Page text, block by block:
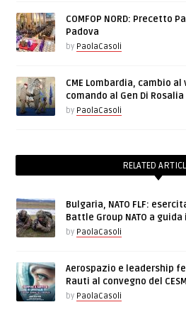
COMFOP NORD: Precetto
Padova
by PaolaCasoli
CME Lombardia, cambio
comando al Gen Di Rosalia
by PaolaCasoli
RELATED
Bulgaria, NATO FLF:
Battle Group NATO a
by PaolaCasoli
Aerospazio e leadership
Rauti al convegno del
by PaolaCasoli